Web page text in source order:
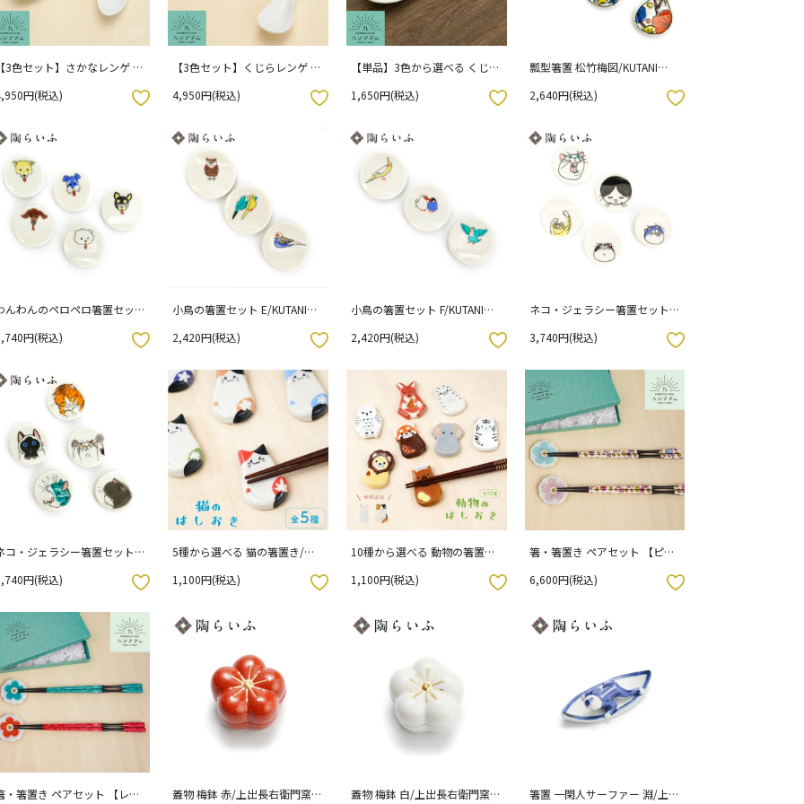
【3色セット】さかなレンゲ /
円(税込)
【3色セット】くじらレンゲ /
4,950円(税込)
お気に入りボタン
【単品】3色から選べる くじら
1,650円(税込)
お気に入りボタン
瓢型箸置 松竹梅図/KUTANI
り）
2,640円(税込)
お気に入りボタン
んわんのペロペロ箸置セッ
化粧箱入り）
円(税込)
小鳥の箸置セット E/KUTANI
り）
2,420円(税込)
お気に入りボタン
小鳥の箸置セット F/KUTANI
り）
2,420円(税込)
お気に入りボタン
ネコ・ジェラシー箸置セット
（化粧箱入り）
3,740円(税込)
お気に入りボタン
コ・ジェラシー箸置セット
化粧箱入り）
円(税込)
5種から選べる 猫の箸置き/遠
り）
1,100円(税込)
お気に入りボタン
10種から選べる 動物の箸置き/
り）
1,100円(税込)
お気に入りボタン
箸・箸置き ペアセット 【ピン
ニ
6,600円(税込)
お気に入りボタン
・箸置き ペアセット 【レッ
蓋物 梅鉢 赤/上出長右衛門窯
蓋物 梅鉢 白/上出長右衛門窯
箸置 一閑人サーファー 淵/上出